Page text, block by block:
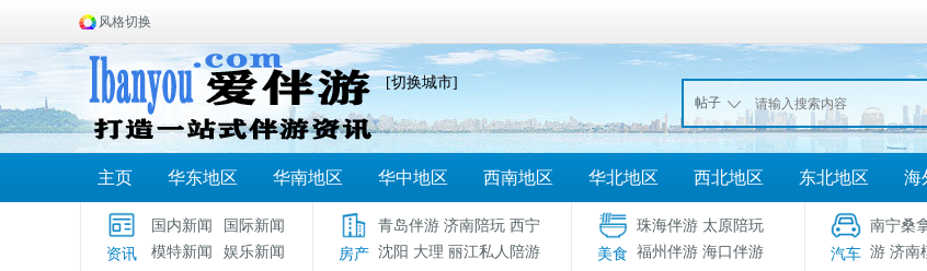
风格切换
[切换城市]
帖子
主页 华东地区 华南地区 华中地区 西南地区 华北地区 西北地区 东北地区 海
资讯
国内新闻
国际新闻
模特新闻
娱乐新闻 房产
青岛伴游 济南陪玩 西宁
沈阳 大理 丽江私人陪游 美食
珠海伴游 太原陪玩
福州伴游 海口伴游 汽车
南宁桑
游 济南